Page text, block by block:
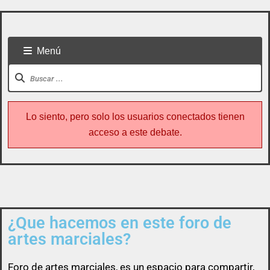
Todo usuario puede colaborar subiendo cualquier
cosa referente a artes marciales
Menú
Lo siento, pero solo los usuarios conectados tienen
acceso a este debate.
¿Que hacemos en este foro de
artes marciales?
Foro de artes marciales, es un espacio para compartir,